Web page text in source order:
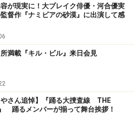
最終面接に残った6人の大学生。
らはグループで採用を目指すけれ
を向ける羽目に……。
6人の人間関係が崩れて本音が
の隠し事などがミステリータッ
展開にハラハラします。俳優た
好演。社会人になる直前に社会
彼らの未来は？ 苦み走った青春映
が現実に！大ブレイク俳優・河合優実
督作『ナミビアの砂漠』に出演して感
満載『キル・ビル』来日会見
やさん追悼】『踊る大捜査線 THE
踊るメンバーが揃って舞台挨拶！